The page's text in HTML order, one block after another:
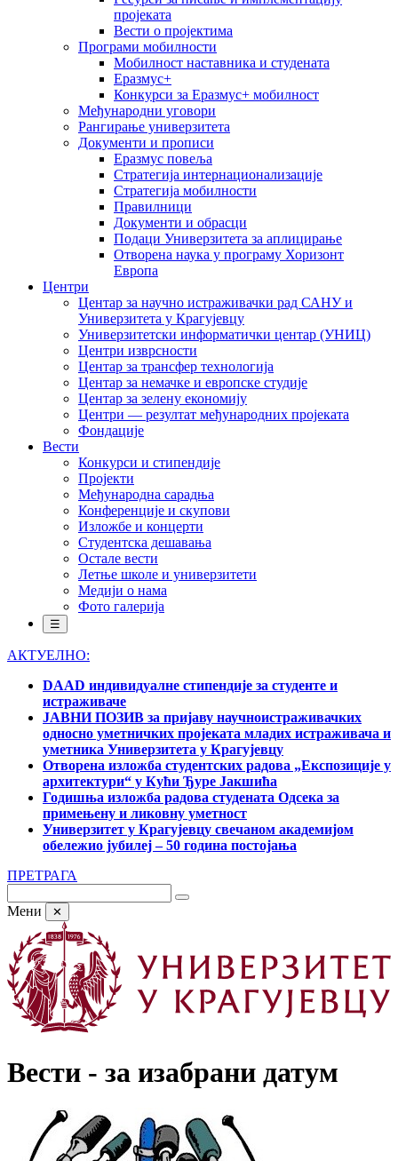
пројеката
Вести о пројектима
Програми мобилности
Мобилност наставника и студената
Еразмус+
Конкурси за Еразмус+ мобилност
Међународни уговори
Рангирање универзитета
Документи и прописи
Еразмус повеља
Стратегија интернационализације
Стратегија мобилности
Правилници
Документи и обрасци
Подаци Универзитета за аплицирање
Отворена наука у програму Хоризонт
Европа
Центри
Центар за научно истраживачки рад САНУ и
Универзитета у Крагујевцу
Универзитетски информатички центар (УНИЦ)
Центри изврсности
Центар за трансфер технологија
Центар за немачке и европске студије
Центар за зелену економију
Центри — резултат међународних пројеката
Фондације
Вести
Конкурси и стипендије
Пројекти
Међународна сарадња
Конференције и скупови
Изложбе и концерти
Студентска дешавања
Остале вести
Летње школе и универзитети
Медији о нама
Фото галерија
☰
АКТУЕЛНО:
DAAD индивидуалне стипендије за студенте и
истраживаче
ЈАВНИ ПОЗИВ за пријаву научноистраживачких
односно уметничких пројеката младих истраживача и
уметника Универзитета у Крагујевцу
Отворена изложба студентских радова „Експозиције у
архитектури“ у Кући Ђуре Јакшића
Годишња изложба радова студената Одсека за
примењену и ликовну уметност
Универзитет у Крагујевцу свечаном академијом
обележио јубилеј – 50 година постојања
ПРЕТРАГА
Мени ✕
Вести - за изабрани датум